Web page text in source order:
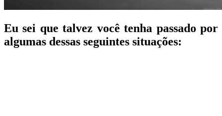
Eu sei que talvez você tenha passado por
algumas dessas seguintes situações: